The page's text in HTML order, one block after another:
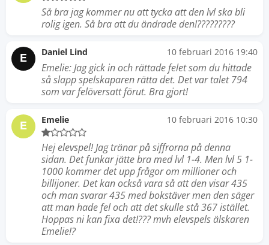
Så bra jag kommer nu att tycka att den lvl ska bli
rolig igen. Så bra att du ändrade den!?????????
E Daniel Lind 10 februari 2016 19:40
Emelie: Jag gick in och rättade felet som du hittade
så slapp spelskaparen rätta det. Det var talet 794
som var felöversatt förut. Bra gjort!
E Emelie 10 februari 2016 10:30
Hej elevspel! Jag tränar på siffrorna på denna
sidan. Det funkar jätte bra med lvl 1-4. Men lvl 5 1-
1000 kommer det upp frågor om millioner och
billijoner. Det kan också vara så att den visar 435
och man svarar 435 med bokstäver men den säger
att man hade fel och att det skulle stå 367 istället.
Hoppas ni kan fixa det!??? mvh elevspels älskaren
Emelie!?